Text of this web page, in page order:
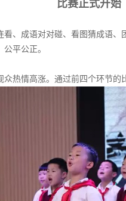
比赛正式开始
、成语对对碰、看图猜成语
录，公平公正。
热情高涨。通过前四个环节的